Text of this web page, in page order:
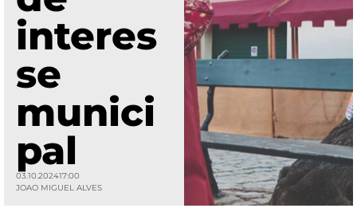
interes
se
munici
pal
03.10.202417:00
JOAO MIGUEL ALVES